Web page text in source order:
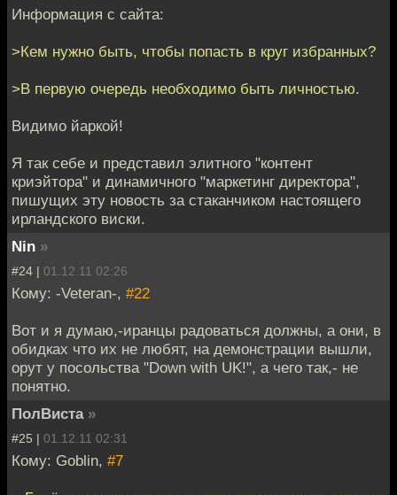
Информация с сайта:
>Кем нужно быть, чтобы попасть в круг избранных?
>В первую очередь необходимо быть личностью.
Видимо йаркой!
Я так себе и представил элитного "контент
криэйтора" и динамичного "маркетинг директора",
пишущих эту новость за стаканчиком настоящего
ирландского виски.
Nin »
#24 | 01.12.11 02:26
Кому: -Veteran-, #22
Вот и я думаю,-иранцы радоваться должны, а они, в
обидках что их не любят, на демонстрации вышли,
орут у посольства "Down with UK!", а чего так,- не
понятно.
ПолВиста »
#25 | 01.12.11 02:31
Кому: Goblin, #7